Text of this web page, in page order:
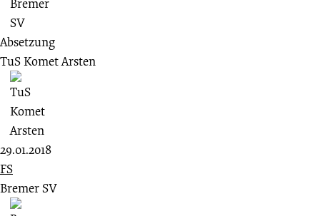
Absetzung
TuS Komet Arsten
29.01.2018
FS
Bremer SV